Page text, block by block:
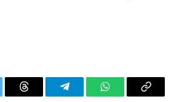
Threads TelegramWhatsAppCopiar